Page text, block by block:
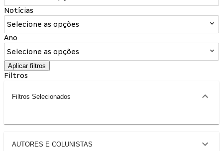
Notícias
Selecione as opções
Ano
Selecione as opções
Aplicar filtros
Filtros
Filtros Selecionados
AUTORES E COLUNISTAS